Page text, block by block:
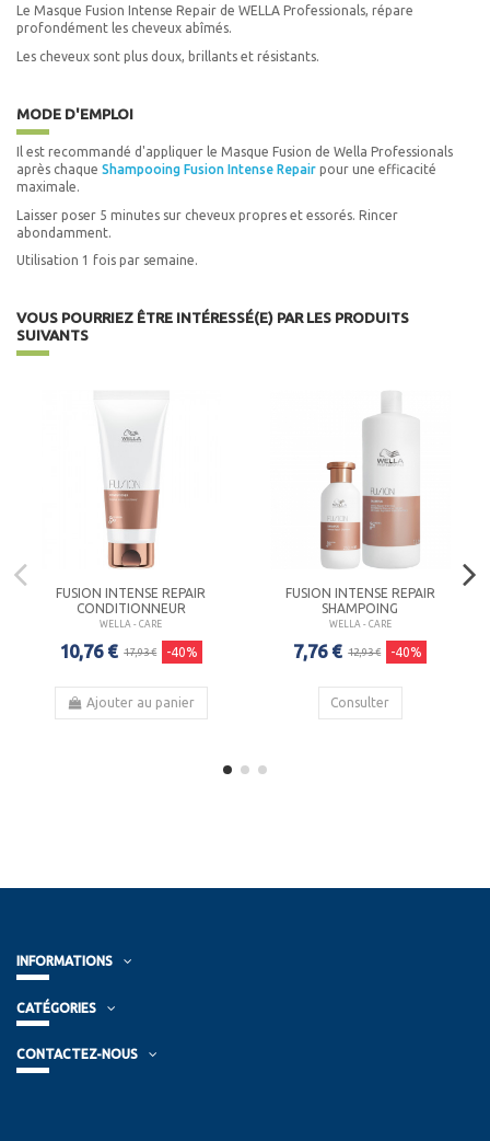
Le Masque Fusion Intense Repair de WELLA Professionals, répare
profondément les cheveux abîmés.
Les cheveux sont plus doux, brillants et résistants.
MODE D'EMPLOI
Il est recommandé d'appliquer le Masque Fusion de Wella Professionals
après chaque Shampooing Fusion Intense Repair pour une efficacité
maximale.
Laisser poser 5 minutes sur cheveux propres et essorés. Rincer
abondamment.
Utilisation 1 fois par semaine.
VOUS POURRIEZ ÊTRE INTÉRESSÉ(E) PAR LES PRODUITS
SUIVANTS
FUSION INTENSE REPAIR
CONDITIONNEUR
WELLA - CARE
10,76 € 17,93 € -40%
Ajouter au panier
FUSION INTENSE REPAIR
SHAMPOING
WELLA - CARE
7,76 € 12,93 € -40%
Consulter
INFORMATIONS
CATÉGORIES
CONTACTEZ-NOUS